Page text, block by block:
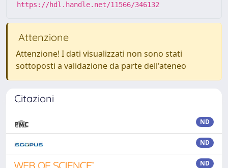
https://hdl.handle.net/11566/346132
Attenzione
Attenzione! I dati visualizzati non sono stati
sottoposti a validazione da parte dell'ateneo
Citazioni
ND
ND
ND